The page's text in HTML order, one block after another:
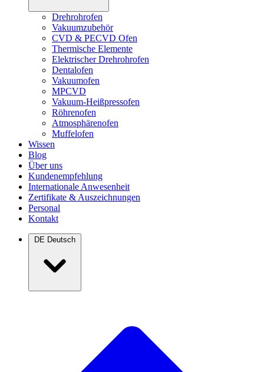
Drehrohrofen
Vakuumzubehör
CVD & PECVD Ofen
Thermische Elemente
Elektrischer Drehrohrofen
Dentalofen
Vakuumofen
MPCVD
Vakuum-Heißpressofen
Röhrenofen
Atmosphärenofen
Muffelofen
Wissen
Blog
Über uns
Kundenempfehlung
Internationale Anwesenheit
Zertifikate & Auszeichnungen
Personal
Kontakt
DE Deutsch